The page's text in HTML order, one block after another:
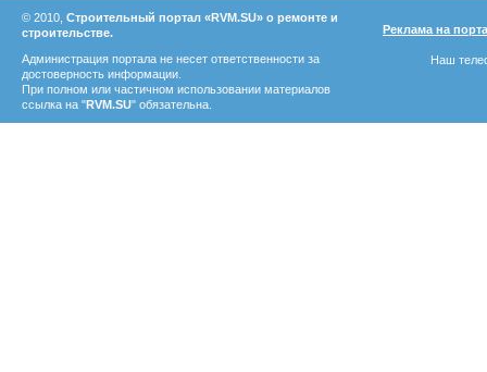
© 2010, Строительный портал «RVM.SU» о ремонте и
строительстве.
Администрация портала не несет ответственности за
достоверность информации.
При полном или частичном использовании материалов
ссылка на "RVM.SU" обязательна.
Реклама на
Наш